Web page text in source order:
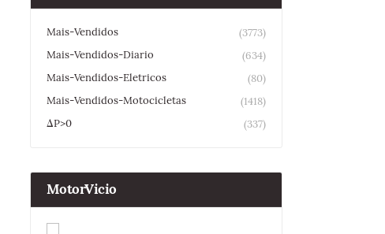
Mais-Vendidos
(3773)
Mais-Vendidos-Diario
(634)
Mais-Vendidos-Eletricos
(80)
Mais-Vendidos-Motocicletas
(1418)
ΔP>0
(337)
MotorVicio